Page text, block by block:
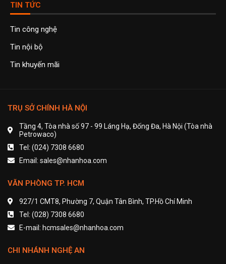
TIN TỨC
Tin công nghệ
Tin nội bộ
Tin khuyến mãi
TRỤ SỞ CHÍNH HÀ NỘI
Tầng 4, Tòa nhà số 97 - 99 Láng Hạ, Đống Đa, Hà Nội (Tòa nhà
Petrowaco)
Tel: (024) 7308 6680
Email: sales@nhanhoa.com
VĂN PHÒNG TP. HCM
927/1 CMT8, Phường 7, Quận Tân Bình, TP.Hồ Chí Minh
Tel: (028) 7308 6680
E-mail: hcmsales@nhanhoa.com
CHI NHÁNH NGHỆ AN